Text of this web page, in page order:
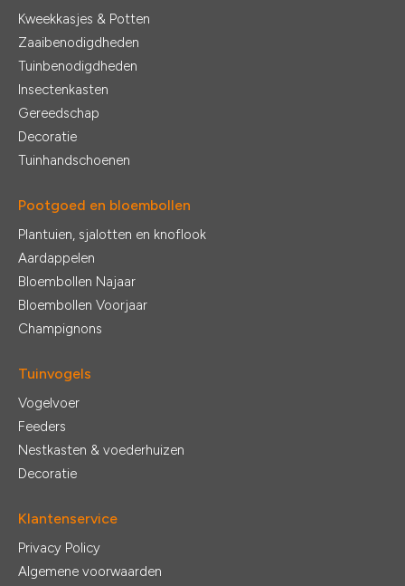
Kweekkasjes & Potten
Zaaibenodigdheden
Tuinbenodigdheden
Insectenkasten
Gereedschap
Decoratie
Tuinhandschoenen
Pootgoed en bloembollen
Plantuien, sjalotten en knoflook
Aardappelen
Bloembollen Najaar
Bloembollen Voorjaar
Champignons
Tuinvogels
Vogelvoer
Feeders
Nestkasten & voederhuizen
Decoratie
Klantenservice
Privacy Policy
Algemene voorwaarden